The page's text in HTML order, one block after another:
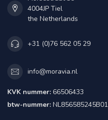
4004JP Tiel
the Netherlands
+31 (0)76 562 05 29
info@moravia.nl
KVK nummer: 66506433
btw-nummer: NL856585245B01